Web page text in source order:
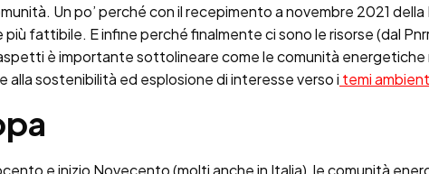
Un po’ perché con il recepimento a novembre 2021
fattibile. E infine perché finalmente ci sono le risorse (dal
è importante sottolineare come le comunità energetiche
sostenibilità ed esplosione di interesse verso i temi
e inizio Novecento (molti anche in Italia), le comunità